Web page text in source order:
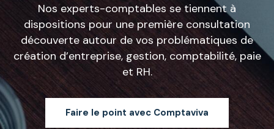
Nos experts-comptables se tiennent à
dispositions pour une première consultation
découverte autour de vos problématiques de
création d’entreprise, gestion, comptabilité, paie
et RH.
Faire le point avec Comptaviva